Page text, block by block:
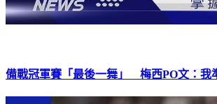
備戰冠軍賽「最後一舞」 梅西PO文：我